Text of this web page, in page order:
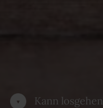
Kann losgehen